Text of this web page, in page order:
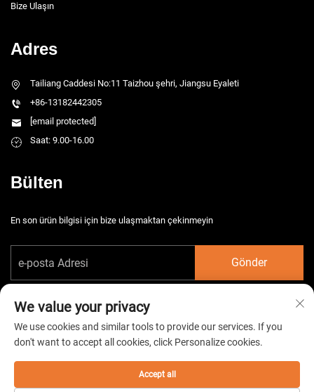
Bize Ulaşın
Adres
Tailiang Caddesi No:11 Taizhou şehri, Jiangsu Eyaleti
+86-13182442305
[email protected]
Saat: 9.00-16.00
Bülten
En son ürün bilgisi için bize ulaşmaktan çekinmeyin
Gönder
Telif hakkı © 2026 China Taizhou HarsMarg Elektromekanik Co. Ltd. Tüm
hakları saklıdır. - Gizlilik Politikası
We value your privacy
We use cookies and similar tools to provide our services. If you
don't want to accept all cookies, click Personalize cookies.
Accept all